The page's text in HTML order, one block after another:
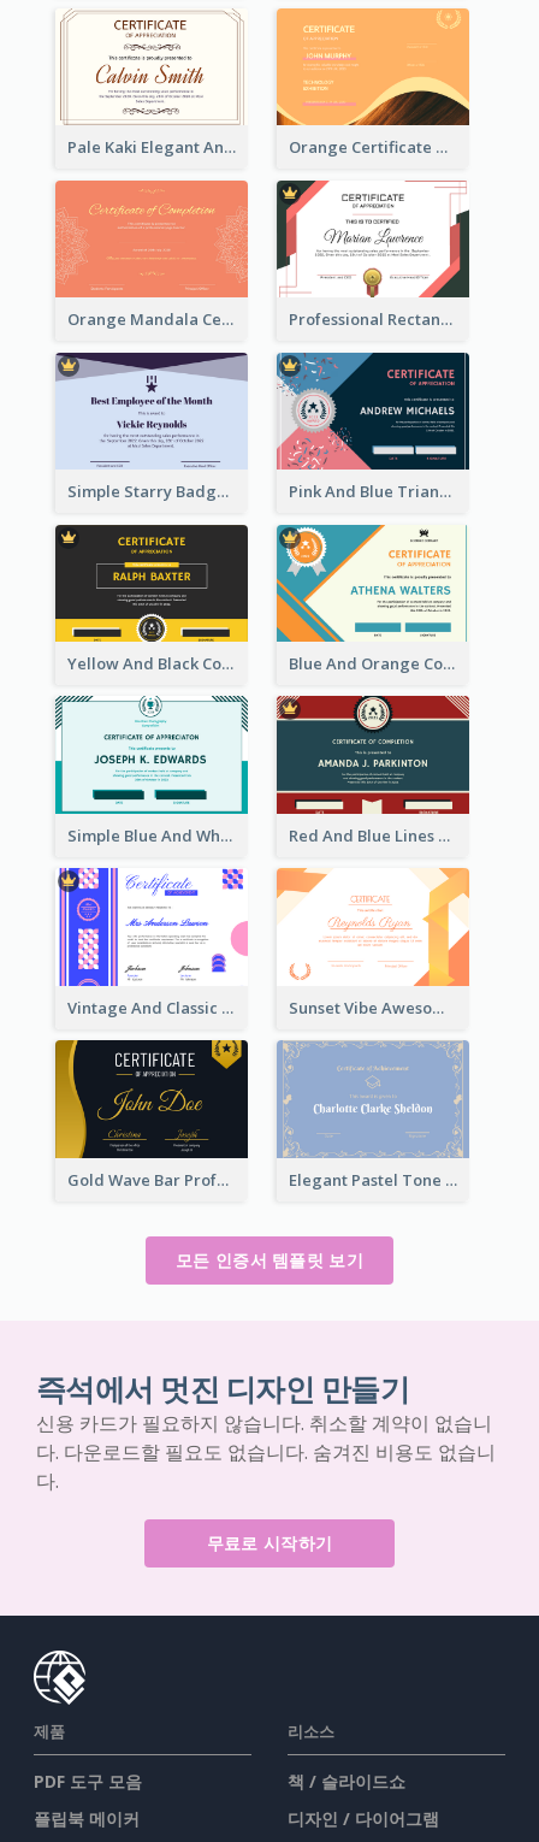
Pale Kaki Elegant And Classic Certificate Design Orange Certificate Design Of Appreciation Of Wood Texture
Orange Mandala Certificate Of Completion Professional Rectangular Border Certificate Design Ideas
Simple Starry Badge Modern Certificate Design Pink And Blue Triangles Confetti Celebration Certificate
Yellow And Black Contrast Simple Certificate Blue And Orange Company Triangles With Badge Certificate
Simple Blue And White Rectangle Certificate Red And Blue Lines And Badge Completion Certificate
Vintage And Classic Vibrant Certificate Design Ideas Sunset Vibe Awesome Graphic Certificate Design
Gold Wave Bar Professional Certificate of Appreciation Elegant Pastel Tone Floral Certificate Design
모든 인증서 템플릿 보기
즉석에서 멋진 디자인 만들기
신용 카드가 필요하지 않습니다. 취소할 계약이 없습니
다. 다운로드할 필요도 없습니다. 숨겨진 비용도 없습니
다.
무료로 시작하기
제품
PDF 도구 모음
플립북 메이커
리소스
책 / 슬라이드쇼
디자인 / 다이어그램